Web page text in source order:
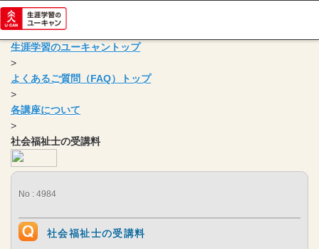
生涯学習のユーキャントップ
>
よくあるご質問（FAQ）トップ
>
各講座について
>
社会福祉士の受講料
No : 4984
社会福祉士の受講料